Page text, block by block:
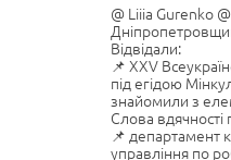
@ Liiia Gurenko
Відвідали:
📌 XXV
під егідою
знайомили з
Слова вдячності
📌 департамент
управління по